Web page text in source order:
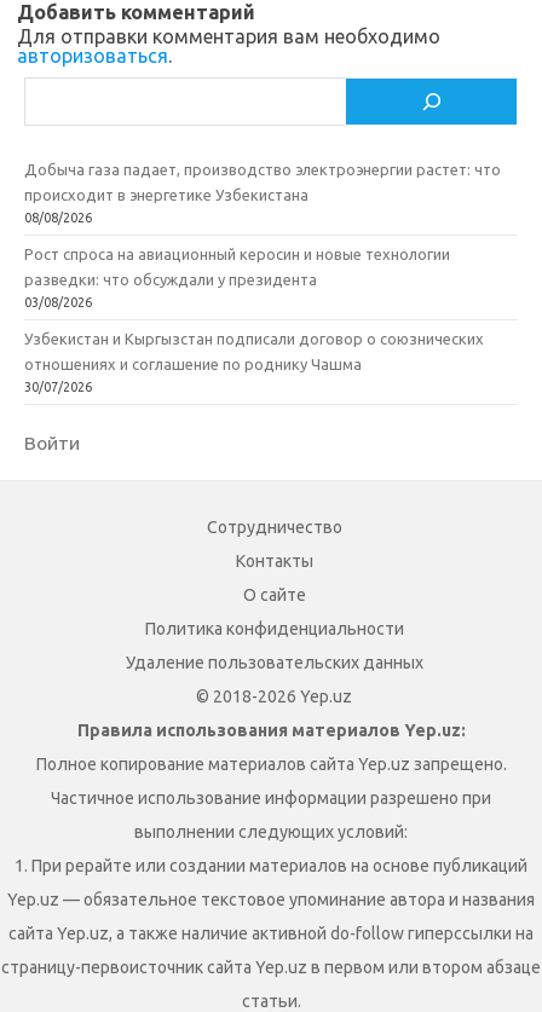
Добавить комментарий
Для отправки комментария вам необходимо
авторизоваться.
Добыча газа падает, производство электроэнергии растет: что
происходит в энергетике Узбекистана
08/08/2026
Рост спроса на авиационный керосин и новые технологии
разведки: что обсуждали у президента
03/08/2026
Узбекистан и Кыргызстан подписали договор о союзнических
отношениях и соглашение по роднику Чашма
30/07/2026
Войти
Сотрудничество
Контакты
О сайте
Политика конфиденциальности
Удаление пользовательских данных
© 2018-2026 Yep.uz
Правила использования материалов Yep.uz:
Полное копирование материалов сайта Yep.uz запрещено.
Частичное использование информации разрешено при
выполнении следующих условий:
1. При рерайте или создании материалов на основе публикаций
Yep.uz — обязательное текстовое упоминание автора и названия
сайта Yep.uz, а также наличие активной do-follow гиперссылки на
страницу-первоисточник сайта Yep.uz в первом или втором абзаце
статьи.